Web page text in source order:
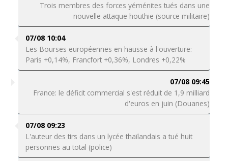
Trois membres des forces yéménites tués dans une
nouvelle attaque houthie (source militaire)
07/08 10:04
Les Bourses européennes en hausse à l'ouverture:
Paris +0,14%, Francfort +0,36%, Londres +0,22%
07/08 09:45
France: le déficit commercial s'est réduit de 1,9 milliard
d'euros en juin (Douanes)
07/08 09:23
L'auteur des tirs dans un lycée thaïlandais a tué huit
personnes au total (police)